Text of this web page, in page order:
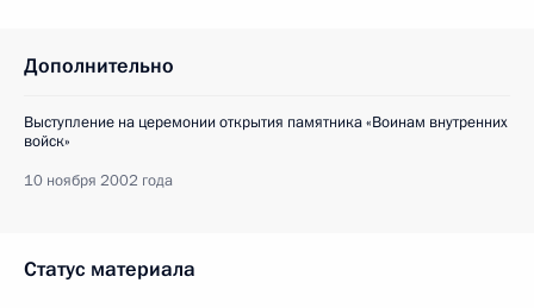
Дополнительно
Выступление на церемонии открытия памятника «Воинам внутренних
войск»
10 ноября 2002 года
Статус материала